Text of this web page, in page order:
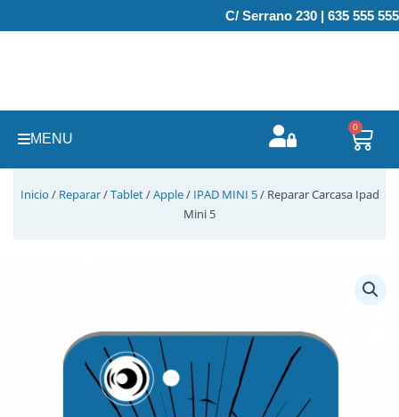
al
C/ Serrano 230 | 635 555 555
MENU
0
Inicio / Reparar/Tablet/Apple/ IPAD MINI 5/ Reparar Carcasa Ipad
Mini 5